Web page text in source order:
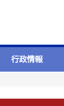
行政情報